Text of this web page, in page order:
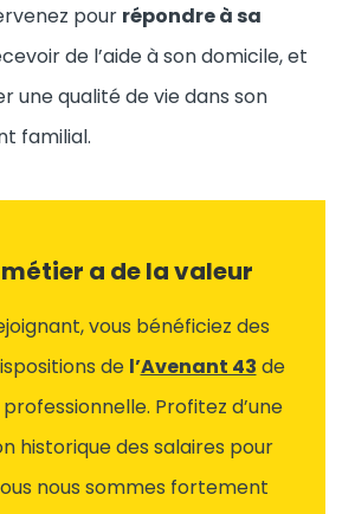
pour répondre à sa
de l’aide à son domicile, et
une qualité de vie dans son
familial.
a de la valeur
vous bénéficiez des
de l’Avenant 43 de
Profitez d’une
historique des salaires pour
nous sommes fortement